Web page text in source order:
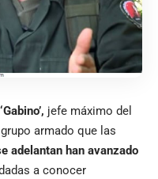
jefe máximo del
armado que las
adelantan han avanzado
a conocer